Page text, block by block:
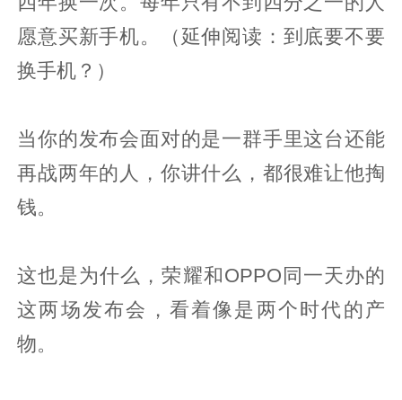
愿意买新手机。（延伸阅读：到底要不要
换手机？）
当你的发布会面对的是一群手里这台还能
再战两年的人，你讲什么，都很难让他掏
钱。
这也是为什么，荣耀和OPPO同一天办的
这两场发布会，看着像是两个时代的产
物。